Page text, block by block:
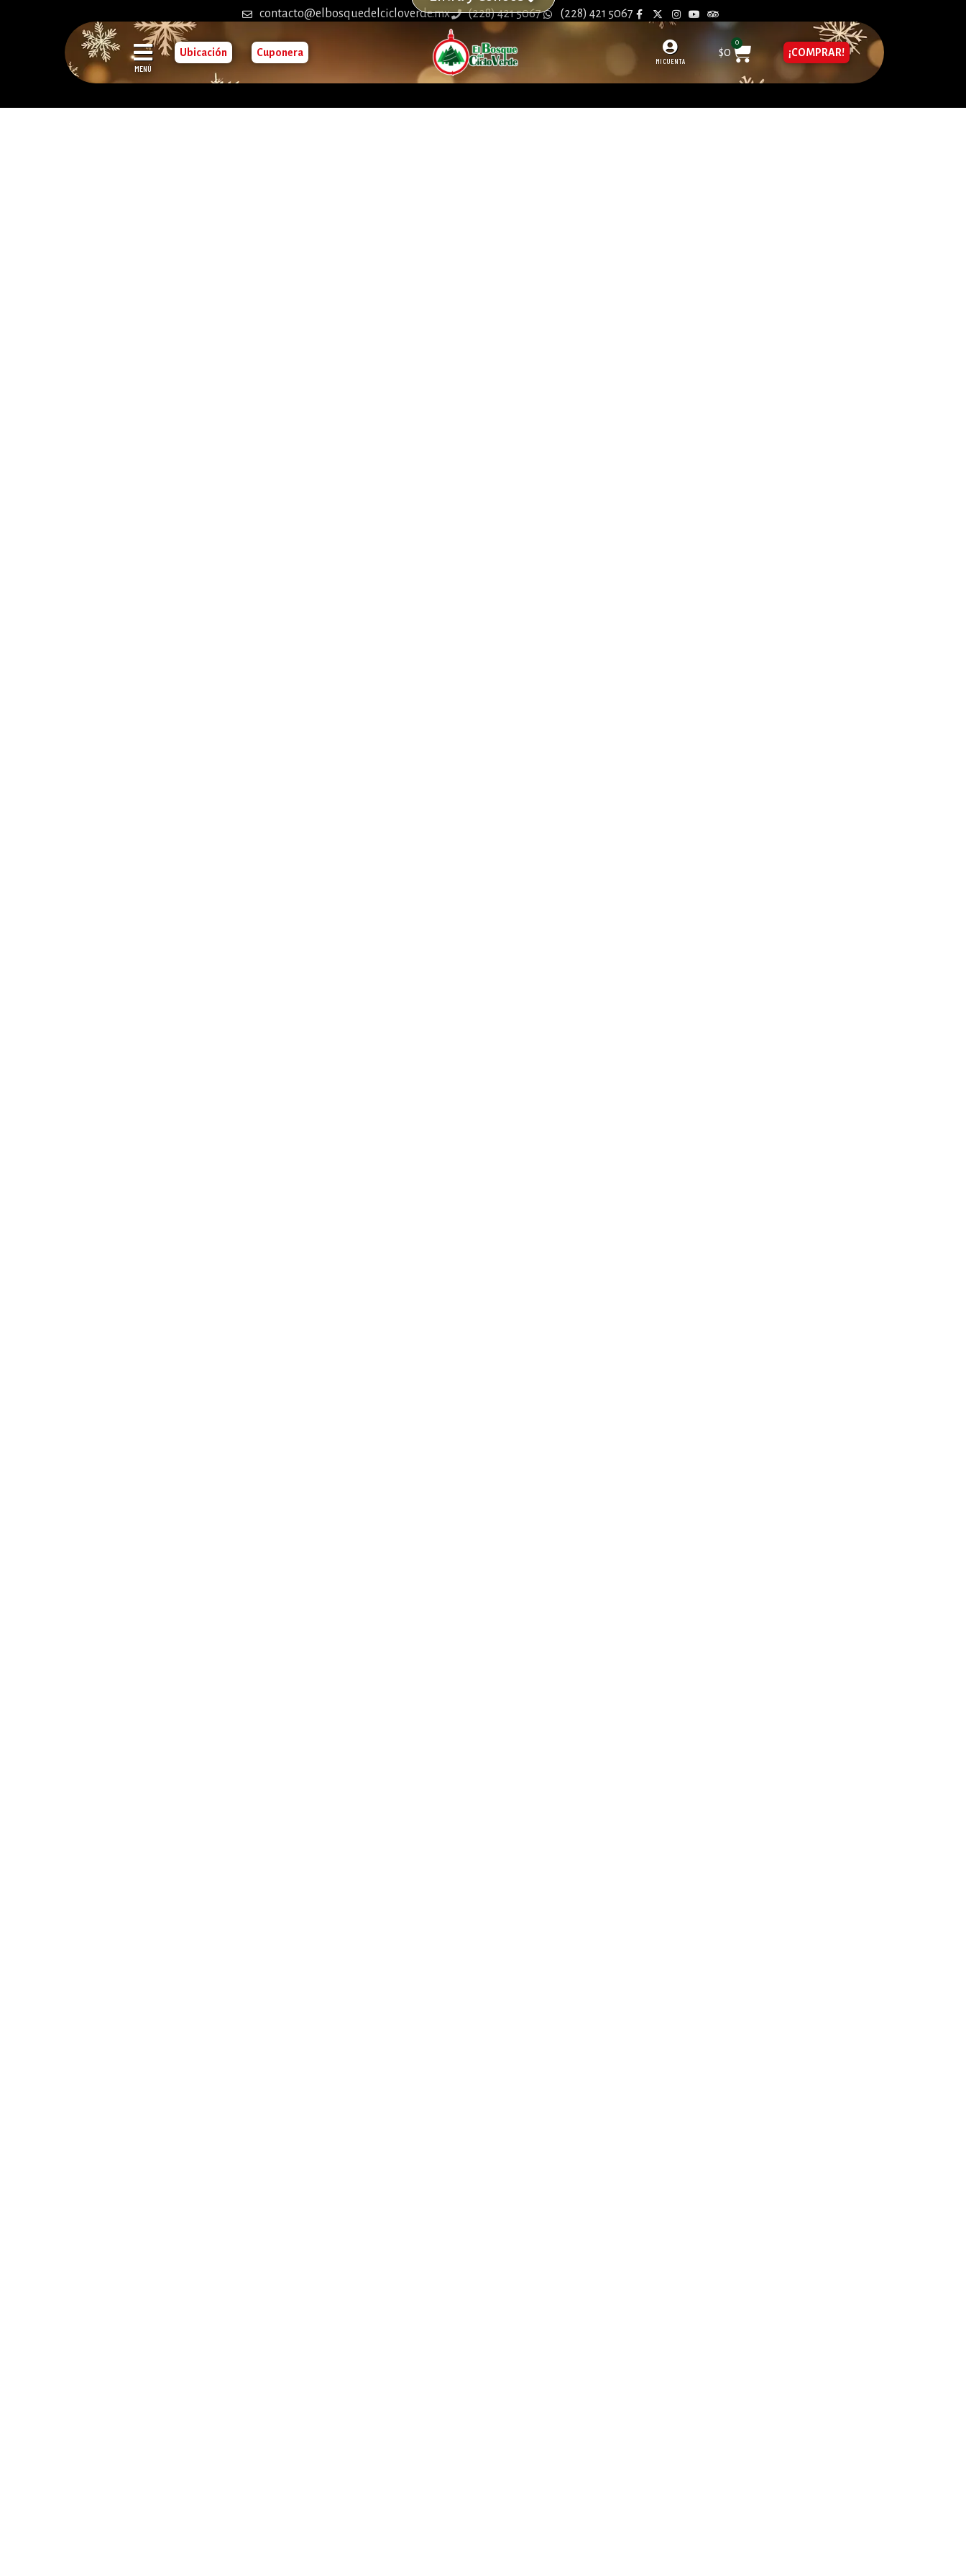
contacto@elbosquedelcicloverde.mx (228) 421 5067 (228) 421 5067
MENÚ
Ubicación Cuponera
MI CUENTA
$0
0
¡COMPRAR!